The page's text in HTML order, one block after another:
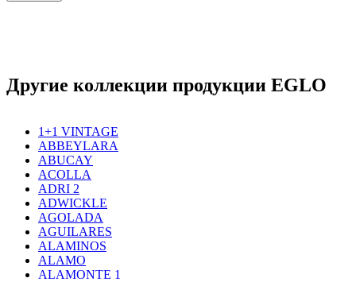
Другие коллекции продукции EGLO
1+1 VINTAGE
ABBEYLARA
ABUCAY
ACOLLA
ADRI 2
ADWICKLE
AGOLADA
AGUILARES
ALAMINOS
ALAMO
ALAMONTE 1